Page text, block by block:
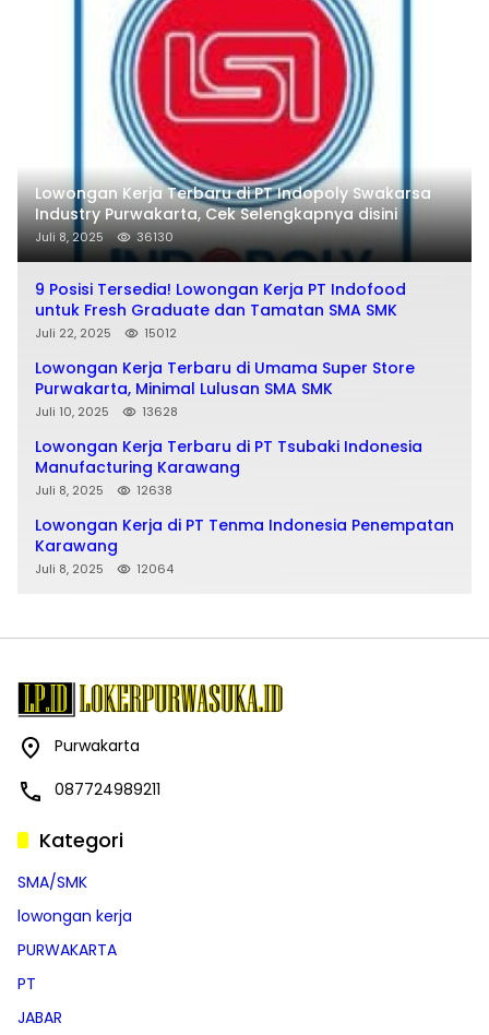
Lowongan Kerja Terbaru di PT Indopoly Swakarsa
Industry Purwakarta, Cek Selengkapnya disini
Juli 8, 2025 36130
9 Posisi Tersedia! Lowongan Kerja PT Indofood
untuk Fresh Graduate dan Tamatan SMA SMK
Juli 22, 2025 15012
Lowongan Kerja Terbaru di Umama Super Store
Purwakarta, Minimal Lulusan SMA SMK
Juli 10, 2025 13628
Lowongan Kerja Terbaru di PT Tsubaki Indonesia
Manufacturing Karawang
Juli 8, 2025 12638
Lowongan Kerja di PT Tenma Indonesia Penempatan
Karawang
Juli 8, 2025 12064
Purwakarta
087724989211
Kategori
SMA/SMK
lowongan kerja
PURWAKARTA
PT
JABAR